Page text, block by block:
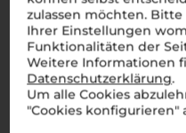
zulassen möchten. Bitte
Ihrer Einstellungen
Funktionalitäten der
Weitere Informationen
Datenschutzerklärung.
Um alle Cookies
"Cookies konfigurieren"
Prosecco
Der beliebte Schaumwein
unwiderstehlich
Proseccoist der weltweit
der durch seine